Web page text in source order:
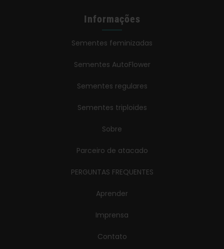
Informações
Sementes feminizadas
Sementes AutoFlower
Sementes regulares
Sementes triploides
Sobre
Parceiro de atacado
PERGUNTAS FREQUENTES
Aprender
Imprensa
Contato